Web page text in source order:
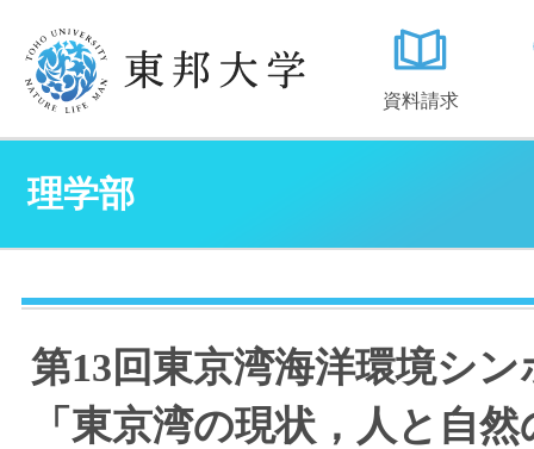
資料請求
理学部
第13回東京湾海洋環境シ
「東京湾の現状，人と自